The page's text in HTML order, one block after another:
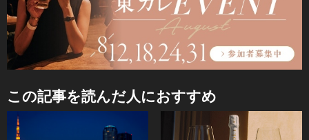
この記事を読んだ人におすすめ